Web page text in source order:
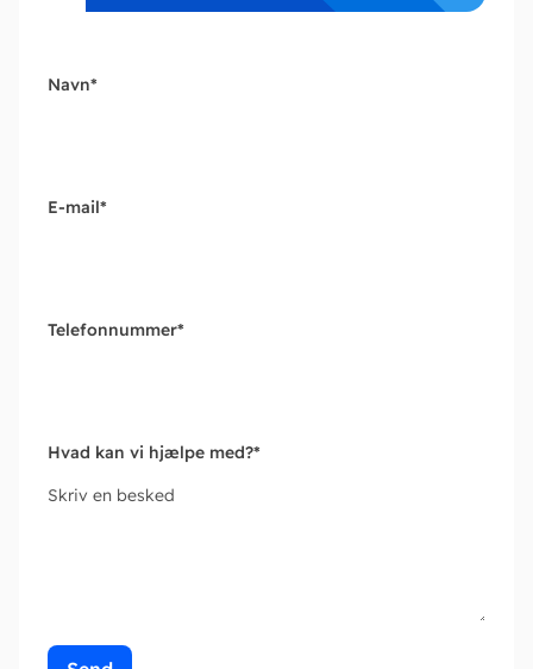
Navn*
E-mail*
Telefonnummer*
Hvad kan vi hjælpe med?*
Skriv en besked